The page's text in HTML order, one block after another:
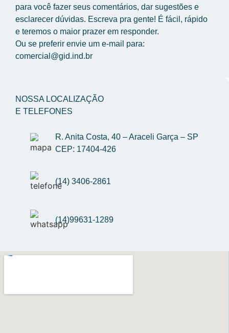
para você fazer seus comentários, dar sugestões e
esclarecer dúvidas. Escreva pra gente! É fácil, rápido
e teremos o maior prazer em responder.
Ou se preferir envie um e-mail para:
comercial@gid.ind.br
NOSSA LOCALIZAÇÃO
E TELEFONES
R. Anita Costa, 40 – Araceli Garça – SP
CEP: 17404-426
(14) 3406-2861
(14)99631-1289